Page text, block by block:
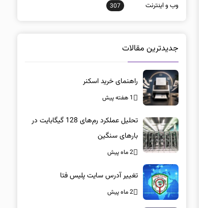
وب و اينترنت 307
جدیدترین مقالات
راهنمای خرید اسکنر
1 هفته پیش
تحلیل عملکرد رم‌های 128 گیگابایت در
بارهای سنگین
2 ماه پیش
تغییر آدرس سایت پلیس فتا
2 ماه پیش